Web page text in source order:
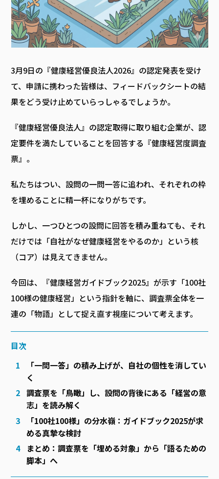
3月9日の『健康経営優良法人2026』の認定発表を受け
て、申請に携わった皆様は、フィードバックシートの結
果をどう受け止めていらっしゃるでしょうか。
『健康経営優良法人』の認定取得に取り組む企業が、認
定要件を満たしていることを回答する『健康経営度調査
票』。
私たちはつい、設問の一問一答に追われ、それぞれの枠
を埋めることに精一杯になりがちです。
しかし、一つひとつの設問に回答を積み重ねても、それ
だけでは「自社がなぜ健康経営をやるのか」という核
（コア）は見えてきません。
今回は、『健康経営ガイドブック2025』が示す「100社
100様の健康経営」という指針を軸に、調査票全体を一
連の「物語」として捉え直す視座について考えます。
目次
「一問一答」の積み上げが、自社の個性を消してい
く
調査票を「鳥瞰」し、設問の背後にある「経営の意
志」を読み解く
「100社100様」の分水嶺：ガイドブック2025が求
める真摯な検討
まとめ：調査票を「埋める対象」から「語るための
脚本」へ